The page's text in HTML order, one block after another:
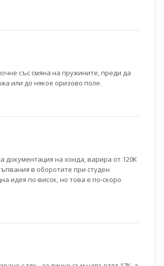
със смяна на пружините, преди да
или до някое оризово поле.
документация на хонда, варира от 120К
в оборотите при студен
идея по-висок, но това е по-скоро